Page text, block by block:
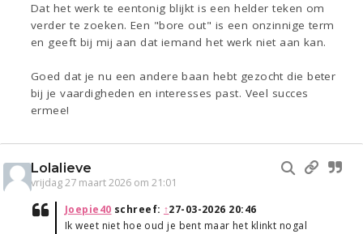
Dat het werk te eentonig blijkt is een helder teken om
verder te zoeken. Een "bore out" is een onzinnige term
en geeft bij mij aan dat iemand het werk niet aan kan.
Goed dat je nu een andere baan hebt gezocht die beter
bij je vaardigheden en interesses past. Veel succes
ermee!
Lolalieve
vrijdag 27 maart 2026 om 21:01
Joepie40 schreef: ↑27-03-2026 20:46
Ik weet niet hoe oud je bent maar het klinkt nogal